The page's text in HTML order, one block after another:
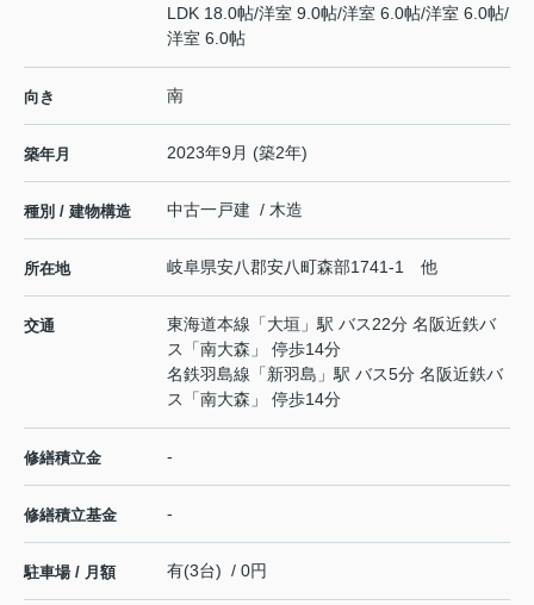
LDK 18.0帖/洋室 9.0帖/洋室 6.0帖/洋室 6.0帖/
洋室 6.0帖
向き 南
築年月 2023年9月 (築2年)
種別 / 建物構造 中古一戸建 / 木造
所在地 岐阜県安八郡安八町森部1741-1 他
交通 東海道本線 「大垣 」駅 バス22分 名阪近鉄バ
ス「南大森」 停歩14分
名鉄羽島線 「新羽島 」駅 バス5分 名阪近鉄バ
ス「南大森」 停歩14分
修繕積立金 -
修繕積立基金 -
駐車場 / 月額 有(3台) / 0円